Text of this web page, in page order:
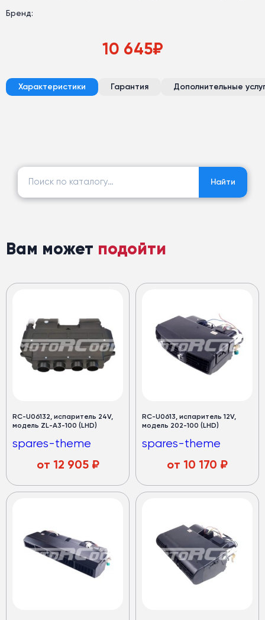
Бренд:
10 645₽
Характеристики Гарантия Дополнительные
Найти:
Найти
Вам может подойти
RC-U06132, испаритель 24V,
модель ZL-A3-100 (LHD)
spares-theme
от 12 905₽
RC-U0613, испаритель 12V,
модель 202-100 (LHD)
spares-theme
от 10 170 ₽